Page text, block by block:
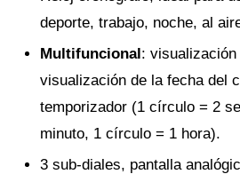
deporte, trabajo, noche, al
Multifuncional: visualización
visualización de la fecha del
temporizador (1 círculo = 2
minuto, 1 círculo = 1 hora).
3 sub-diales, pantalla